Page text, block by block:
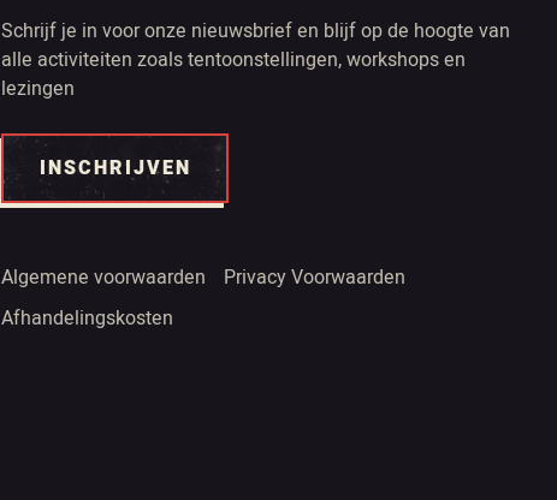
Schrijf je in voor onze nieuwsbrief en blijf op de hoogte van
alle activiteiten zoals tentoonstellingen, workshops en
lezingen
INSCHRIJVEN
Algemene voorwaarden
Privacy Voorwaarden
Afhandelingskosten